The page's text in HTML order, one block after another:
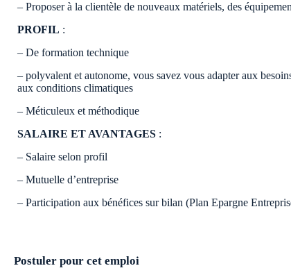
– Proposer à la clientèle de nouveaux matériels, des
PROFIL :
– De formation technique
– polyvalent et autonome, vous savez vous adapter aux
aux conditions climatiques
– Méticuleux et méthodique
SALAIRE ET AVANTAGES :
– Salaire selon profil
– Mutuelle d’entreprise
– Participation aux bénéfices sur bilan (Plan Epargne
Postuler pour cet emploi